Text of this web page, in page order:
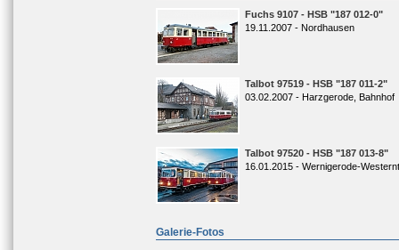
Fuchs 9107 - HSB "187 012-0"
19.11.2007 - Nordhausen
Talbot 97519 - HSB "187 011-2"
03.02.2007 - Harzgerode, Bahnhof
Talbot 97520 - HSB "187 013-8"
16.01.2015 - Wernigerode-
Galerie-Fotos